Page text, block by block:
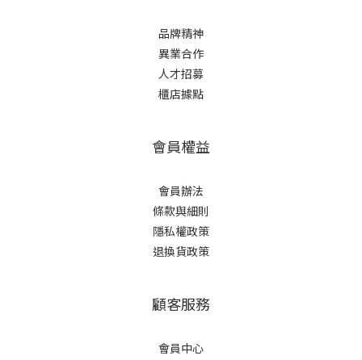
品牌精神
異業合作
人才招募
櫃店據點
會員權益
會員辦法
條款與細則
隱私權政策
退換貨政策
顧客服務
會員中心